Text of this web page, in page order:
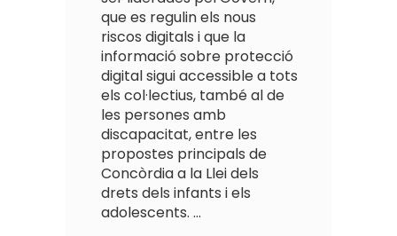
que es regulin els nous
riscos digitals i que la
informació sobre protecció
digital sigui accessible a tots
els col·lectius, també al de
les persones amb
discapacitat, entre les
propostes principals de
Concòrdia a la Llei dels
drets dels infants i els
adolescents.